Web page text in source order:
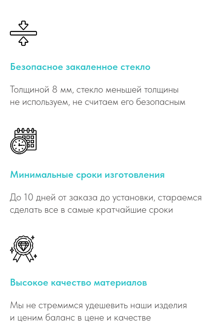
Безопасное закаленное стекло
Толщиной 8 мм, стекло меньшей толщины
не используем, не считаем его безопасным
Минимальные сроки изготовления
До 10 дней от заказа до установки, стараемся
сделать все в самые кратчайшие сроки
Высокое качество материалов
Мы не стремимся удешевить наши изделия
и ценим баланс в цене и качестве